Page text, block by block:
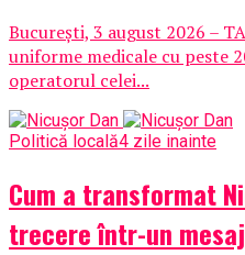
București, 3 august 2026 –
uniforme medicale cu peste
operatorul celei...
Politică locală4 zile inainte
Cum a transformat
trecere într-un